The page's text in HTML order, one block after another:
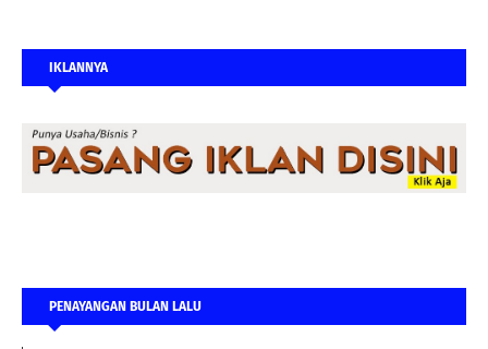
IKLANNYA
PENAYANGAN BULAN LALU